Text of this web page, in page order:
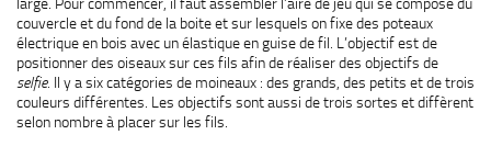
couvercle et du fond de la boite et sur lesquels on fixe des poteaux
électrique en bois avec un élastique en guise de fil. L’objectif est de
positionner des oiseaux sur ces fils afin de réaliser des objectifs de
selfie. Il y a six catégories de moineaux : des grands, des petits et de trois
couleurs différentes. Les objectifs sont aussi de trois sortes et diffèrent
selon nombre à placer sur les fils.